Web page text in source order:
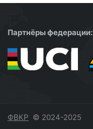
Партнёры федерации:
ФВКР © 2024-2025